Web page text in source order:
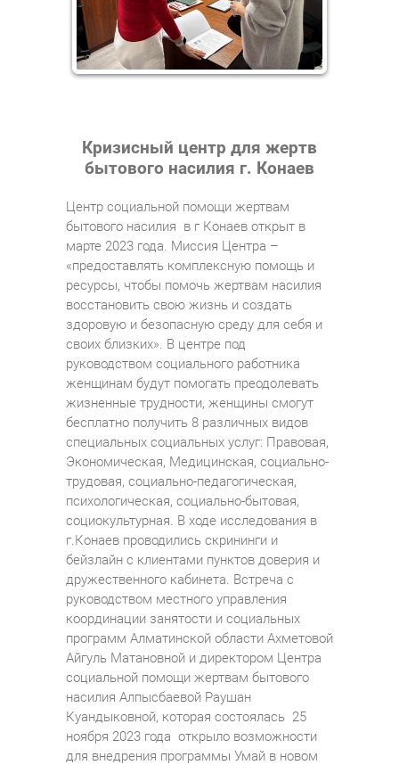
Кризисный центр для жертв
бытового насилия г. Конаев
Центр социальной помощи жертвам
бытового насилия в г Конаев открыт в
марте 2023 года. Миссия Центра –
«предоставлять комплексную помощь и
ресурсы, чтобы помочь жертвам насилия
восстановить свою жизнь и создать
здоровую и безопасную среду для себя и
своих близких». В центре под
руководством социального работника
женщинам будут помогать преодолевать
жизненные трудности, женщины смогут
бесплатно получить 8 различных видов
специальных социальных услуг: Правовая,
Экономическая, Медицинская, социально-
трудовая, социально-педагогическая,
психологическая, социально-бытовая,
социокультурная. В ходе исследования в
г.Конаев проводились скрининги и
бейзлайн с клиентами пунктов доверия и
дружественного кабинета. Встреча с
руководством местного управления
координации занятости и социальных
программ Алматинской области Ахметовой
Айгуль Матановной и директором Центра
социальной помощи жертвам бытового
насилия Алпысбаевой Раушан
Куандыковной, которая состоялась 25
ноября 2023 года открыло возможности
для внедрения программы Умай в новом